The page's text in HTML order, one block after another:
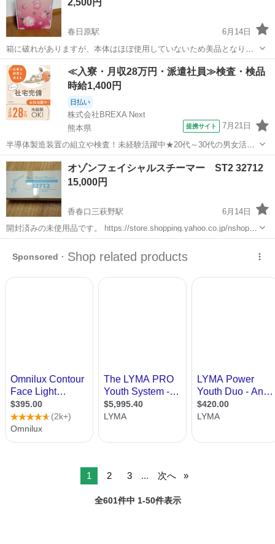
とハリ感 ・毛先ケアモードで、...
2,500円
春日原駅
6月14日
箱に破れがありますが、本体はほぼ使用していないため美品となりま
す！目元ケア商品を探されている方是非この機会にご検討下さい！
福岡 大野城市 春日原駅 美容家電 KRX
≪入寮・月収28万円・派遣社員≫検査・検品
時給1,400円
日払い
株式会社BREXA Next
熊本県
提携サイト 7月21日
半導体製造装置の組立や検査！未経験活躍中★20代～30代の男女活躍
中★ワンルーム寮完備！赴任旅費会社負担！マイカー通勤OK！無料駐
車場あり！正社員登用あり！《熊本県菊池郡大津町》 人気の工場のお
仕事 ◇半導体製造装置の組立...
熊本 その他
オゾンフェイシャルスチーマー ST2 32712
15,000円
香春口三萩野駅
6月14日
開封済みの未使用品です。 https://store.shopping.yahoo.co.jp/nshop-
y/32712.html こちらは業者ではありません。返品やクレーム等は受付
出来ません。 また、日中は連絡つきま...
1 2 3 ... 次へ
全601件中 1-50件表示